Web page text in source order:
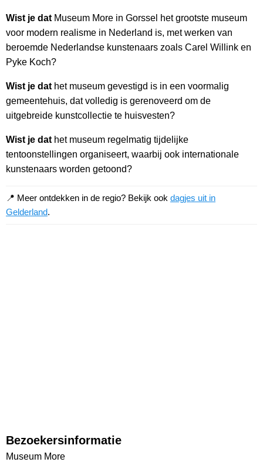
Wist je dat Museum More in Gorssel het grootste museum
voor modern realisme in Nederland is, met werken van
beroemde Nederlandse kunstenaars zoals Carel Willink en
Pyke Koch?
Wist je dat het museum gevestigd is in een voormalig
gemeentehuis, dat volledig is gerenoveerd om de
uitgebreide kunstcollectie te huisvesten?
Wist je dat het museum regelmatig tijdelijke
tentoonstellingen organiseert, waarbij ook internationale
kunstenaars worden getoond?
📍 Meer ontdekken in de regio? Bekijk ook dagjes uit in
Gelderland.
Bezoekersinformatie
Museum More